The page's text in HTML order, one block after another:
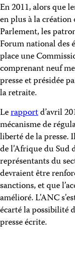
En 2011, alors que
en plus à la
Parlement, les
Forum national des
place une
comprenant neuf
presse et présidée
la retraite.
Lerapportd’avril
mécanisme de
liberté de la presse.
de l’Afrique du Sud
représentants du
devraient être
sanctions, et que
amélioré. L’ANC
écarté la possibilité
presse écrite.